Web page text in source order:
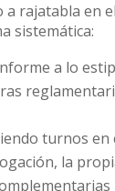
rajatabla en
sistemática:
a lo
turnos
la